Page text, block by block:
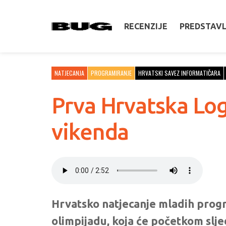
RECENZIJE
NATJECANJA PROGRAMIRANJE HRVATSKI SAVEZ INFORMATIČARA
Prva Hrvatska
vikenda
Hrvatsko natjecanje mladih
olimpijadu, koja će početkom